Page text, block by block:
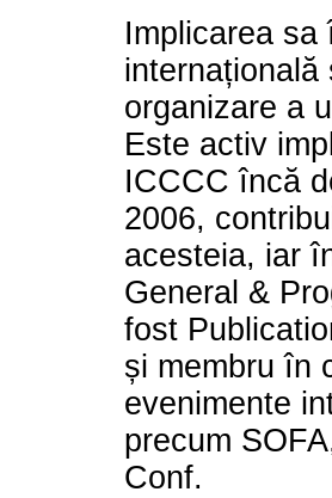
Implicarea
organizare a
Este activ
ICCCC încă
2006,
acesteia, iar
General &
fost
și membru în
evenimente
precum
Conf.